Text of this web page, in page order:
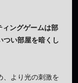
ングゲームは部
つい部屋を暗くし
、より光の刺激を